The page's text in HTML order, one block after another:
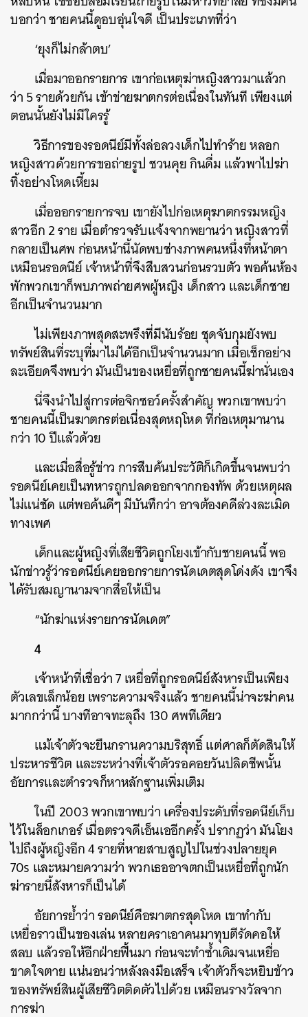
บอกว่า ชายคนนี้ดูอบอุ่นใจดี เป็นประเภทที่ว่า
‘ยุงก็ไม่กล้าตบ’
เมื่อมาออกรายการ เขาก่อเหตุฆ่าหญิงสาวมาแล้วก
ว่า 5 รายด้วยกัน เข้าข่ายฆาตกรต่อเนื่องในทันที เพียงแต่
ตอนนั้นยังไม่มีใครรู้
วิธีการของรอดนีย์มีทั้งล่อลวงเด็กไปทำร้าย หลอก
หญิงสาวด้วยการขอถ่ายรูป ชวนคุย กินดื่ม แล้วพาไปฆ่า
ทิ้งอย่างโหดเหี้ยม
เมื่อออกรายการจบ เขายังไปก่อเหตุฆาตกรรมหญิง
สาวอีก 2 ราย เมื่อตำรวจรับแจ้งจากพยานว่า หญิงสาวที่
กลายเป็นศพ ก่อนหน้านี้นัดพบช่างภาพคนหนึ่งที่หน้าตา
เหมือนรอดนีย์ เจ้าหน้าที่จึงสืบสวนก่อนรวบตัว พอค้นห้อง
พักพวกเขาก็พบภาพถ่ายศพผู้หญิง เด็กสาว และเด็กชาย
อีกเป็นจำนวนมาก
ไม่เพียงภาพสุดสะพรึงที่มีนับร้อย ชุดจับกุมยังพบ
ทรัพย์สินที่ระบุที่มาไม่ได้อีกเป็นจำนวนมาก เมื่อเช็กอย่าง
ละเอียดจึงพบว่า มันเป็นของเหยื่อที่ถูกชายคนนี้ฆ่านั่นเอง
นี่จึงนำไปสู่การต่อจิกซอว์ครั้งสำคัญ พวกเขาพบว่า
ชายคนนี้เป็นฆาตกรต่อเนื่องสุดหฤโหด ที่ก่อเหตุมานาน
กว่า 10 ปีแล้วด้วย
และเมื่อสื่อรู้ข่าว การสืบค้นประวัติก็เกิดขึ้นจนพบว่า
รอดนีย์เคยเป็นทหารถูกปลดออกจากกองทัพ ด้วยเหตุผล
ไม่แน่ชัด แต่พอค้นดีๆ มีบันทึกว่า อาจต้องคดีล่วงละเมิด
ทางเพศ
เด็กและผู้หญิงที่เสียชีวิตถูกโยงเข้ากับชายคนนี้ พอ
นักข่าวรู้ว่ารอดนีย์เคยออกรายการนัดเดตสุดโด่งดัง เขาจึง
ได้รับสมญานามจากสื่อให้เป็น
“นักฆ่าแห่งรายการนัดเดต”
4
เจ้าหน้าที่เชื่อว่า 7 เหยื่อที่ถูกรอดนีย์สังหารเป็นเพียง
ตัวเลขเล็กน้อย เพราะความจริงแล้ว ชายคนนี้น่าจะฆ่าคน
มากกว่านี้ บางทีอาจทะลุถึง 130 ศพทีเดียว
แม้เจ้าตัวจะยืนกรานความบริสุทธิ์ แต่ศาลก็ตัดสินให้
ประหารชีวิต และระหว่างที่เจ้าตัวรอคอยวันปลิดชีพนั้น
อัยการและตำรวจก็หาหลักฐานเพิ่มเติม
ในปี 2003 พวกเขาพบว่า เครื่องประดับที่รอดนีย์เก็บ
ไว้ในล็อกเกอร์ เมื่อตรวจดีเอ็นเออีกครั้ง ปรากฏว่า มันโยง
ไปถึงผู้หญิงอีก 4 รายที่หายสาบสูญไปในช่วงปลายยุค
70s และหมายความว่า พวกเธออาจตกเป็นเหยื่อที่ถูกนัก
ฆ่ารายนี้สังหารก็เป็นได้
อัยการย้ำว่า รอดนีย์คือฆาตกรสุดโหด เขาทำกับ
เหยื่อราวเป็นของเล่น หลายคราเอาคนมาทุบตีรัดคอให้
สลบ แล้วรอให้อีกฝ่ายฟื้นมา ก่อนจะทำซ้ำเดิมจนเหยื่อ
ขาดใจตาย แน่นอนว่าหลังลงมือเสร็จ เจ้าตัวก็จะหยิบข้าว
ของทรัพย์สินผู้เสียชีวิตติดตัวไปด้วย เหมือนรางวัลจาก
การฆ่า